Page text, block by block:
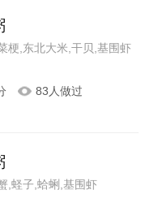
梗,东北大米,干贝,基围虾
83人做过
,蛏子,蛤蜊,基围虾